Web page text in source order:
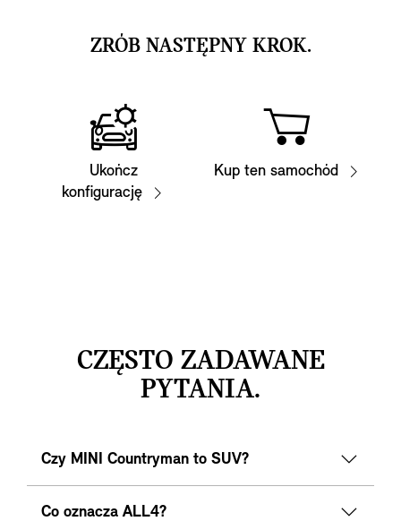
ZRÓB NASTĘPNY KROK.
Ukończ
konfigurację
Kup ten samochód
CZĘSTO ZADAWANE
PYTANIA.
Czy MINI Countryman to SUV?
Co oznacza ALL4?